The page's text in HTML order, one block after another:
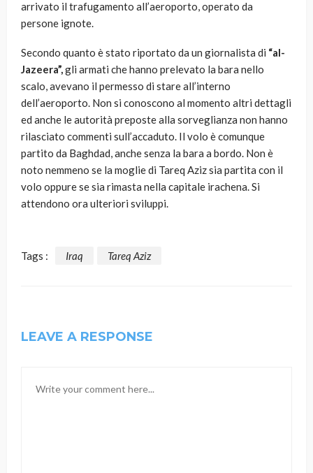
arrivato il trafugamento all’aeroporto, operato da
persone ignote.
Secondo quanto è stato riportato da un giornalista di “al-
Jazeera”,gli armati che hanno prelevato la bara nello
scalo, avevano il permesso di stare all’interno
dell’aeroporto. Non si conoscono al momento altri dettagli
ed anche le autorità preposte alla sorveglianza non hanno
rilasciato commenti sull’accaduto. Il volo è comunque
partito da Baghdad, anche senza la bara a bordo. Non è
noto nemmeno se la moglie di Tareq Aziz sia partita con il
volo oppure se sia rimasta nella capitale irachena. Si
attendono ora ulteriori sviluppi.
Tags : Iraq Tareq Aziz
LEAVE A RESPONSE